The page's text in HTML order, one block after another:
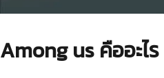
Among us คืออะไร